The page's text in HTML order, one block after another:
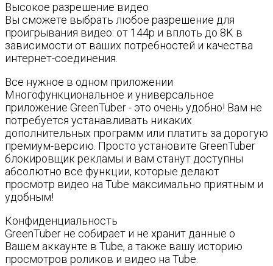
Высокое разрешение видео
Вы сможете выбрать любое разрешение для
проигрывания видео: от 144p и вплоть до 8K в
зависимости от ваших потребностей и качества
интернет-соединения.
Все нужное в одном приложении
Многофункциональное и универсальное
приложение GreenTuber - это очень удобно! Вам не
потребуется устанавливать никаких
дополнительных программ или платить за дорогую
премиум-версию. Просто установите GreenTuber
блокировщик рекламы и вам станут доступны
абсолютно все функции, которые делают
просмотр видео на Tube максимально приятным и
удобным!
Конфиденциальность
GreenTuber не собирает и не хранит данные о
Вашем аккаунте в Tube, а также вашу историю
просмотров роликов и видео на Tube.